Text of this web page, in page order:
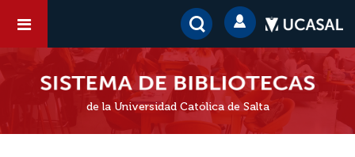
de la Universidad Católica de Salta